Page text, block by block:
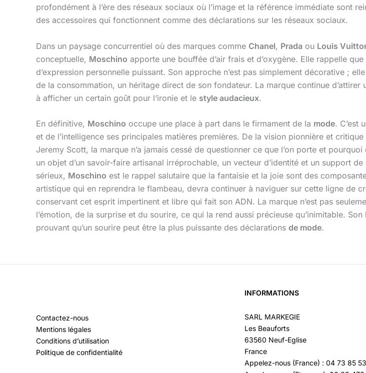
profondément à l’ère des réseaux sociaux où l’image et la référence immédiate sont
des accessoires qui fonctionnent comme des déclarations sur les réseaux sociaux.
Dans un paysage concurrentiel où des marques comme Chanel, Prada ou Louis
conceptuelle, Moschino apporte une bouffée d’air frais et d’oxygène. Elle rappelle que
d’expression personnelle puissant. Son approche n’est pas simplement décorative ;
de la consommation, un héritage direct de son fondateur. La marque continue
à afficher un certain goût pour l’ironie et le style audacieux.
En définitive, Moschino occupe une place à part dans le firmament de la mode. C’est
et de l’intelligence ses principales matières premières. De la vision pionnière et
Jeremy Scott, la marque n’a jamais cessé de questionner ce que l’on porte et
un objet d’un savoir-faire artisanal irréprochable, un vecteur d’identité et un support
sérieux, Moschino est le rappel salutaire que la fantaisie et la joie sont des
artistique qui en reprendra le flambeau, devra continuer à naviguer sur cette ligne de
conservant cet esprit impertinent et libre qui fait son ADN. La marque n’est pas
l’émotion, de la surprise et du sourire, ce qui la rend aussi précieuse qu’inimitable.
prouvant qu’un sourire peut être la plus puissante des déclarations de mode.
Contactez-nous
Mentions légales
Conditions d’utilisation
Politique de confidentialité
INFORMATIONS
SARL MARKEGIE
Les Beauforts
63560 Neuf-Eglise
France
Appelez-nous (France) : 04 73 85